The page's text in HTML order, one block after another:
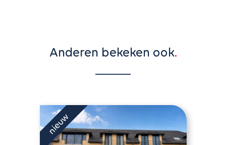
Anderen bekeken ook